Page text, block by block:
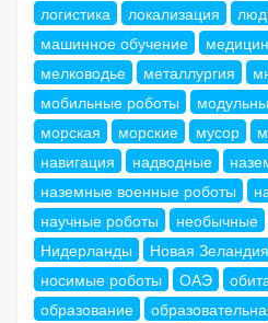
логистика
локализация
машинное обучение
мелководье
металлургия
мобильные роботы
морская
морские мусор
навигация
надводные
наземные военные роботы
научные роботы
необычные
Нидерланды
Новая Зеландия
носимые роботы
ОАЭ
образование